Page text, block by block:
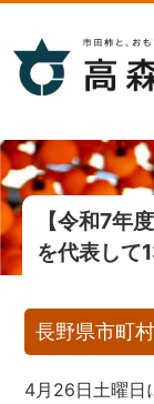
【令和7年
を代表して
長野県市町
4月26日土曜日